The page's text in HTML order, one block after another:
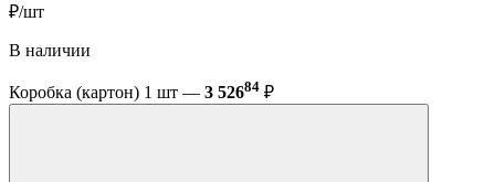
₽/шт
В наличии
Коробка (картон) 1 шт — 3 52684 ₽